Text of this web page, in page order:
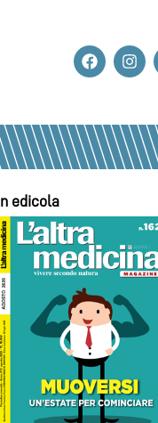
In edicola